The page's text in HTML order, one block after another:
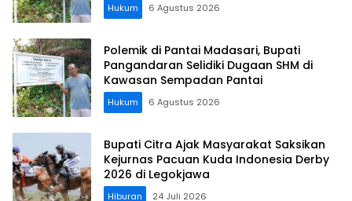
Hukum 6 Agustus 2026
Polemik di Pantai Madasari, Bupati
Pangandaran Selidiki Dugaan SHM di
Kawasan Sempadan Pantai
Hukum 6 Agustus 2026
Bupati Citra Ajak Masyarakat Saksikan
Kejurnas Pacuan Kuda Indonesia Derby
2026 di Legokjawa
Hiburan 24 Juli 2026